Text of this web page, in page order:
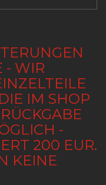
- WIR
IM SHOP
-
200 EUR.
KEINE